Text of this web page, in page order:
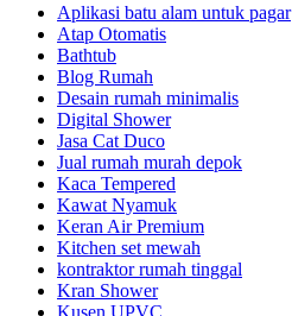
Aplikasi batu alam untuk pagar
Atap Otomatis
Bathtub
Blog Rumah
Desain rumah minimalis
Digital Shower
Jasa Cat Duco
Jual rumah murah depok
Kaca Tempered
Kawat Nyamuk
Keran Air Premium
Kitchen set mewah
kontraktor rumah tinggal
Kran Shower
Kusen UPVC